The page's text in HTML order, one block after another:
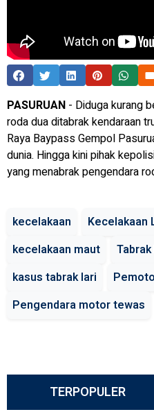
PASURUAN - Diduga kurang
roda dua ditabrak kendaraan
Raya Baypass Gempol
dunia. Hingga kini pihak
yang menabrak pengendara
kecelakaan
Kecelakaan
kecelakaan maut
kasus tabrak lari
Pengendara motor tewas
TERPOPULER